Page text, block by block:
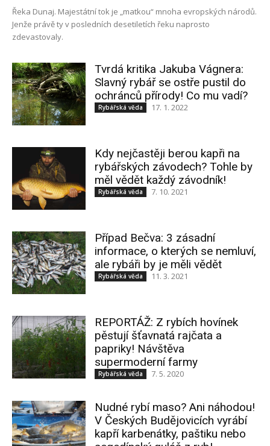
Řeka Dunaj. Majestátní tok je „matkou“ mnoha evropských národů.
Jenže právě ty v posledních desetiletích řeku naprosto
zdevastovaly.
Tvrdá kritika Jakuba Vágnera:
Slavný rybář se ostře pustil do
ochránců přírody! Co mu vadí?
Rybářská věda 17. 1. 2022
Kdy nejčastěji berou kapři na
rybářských závodech? Tohle by
měl vědět každý závodník!
Rybářská věda 7. 10. 2021
Případ Bečva: 3 zásadní
informace, o kterých se nemluví,
ale rybáři by je měli vědět
Rybářská věda 11. 3. 2021
REPORTÁŽ: Z rybích hovínek
pěstují šťavnatá rajčata a
papriky! Návštěva
supermoderní farmy
Rybářská věda 7. 5. 2020
Nudné rybí maso? Ani náhodou!
V Českých Budějovicích vyrábí
kapří karbenátky, paštiku nebo